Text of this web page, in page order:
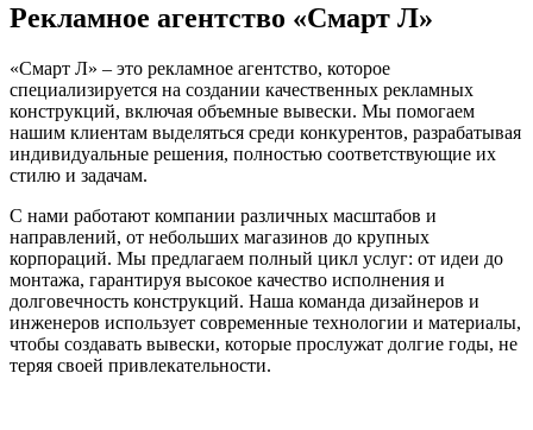
Рекламное агентство «Смарт Л»
«Смарт Л» – это рекламное агентство, которое
специализируется на создании качественных рекламных
конструкций, включая объемные вывески. Мы помогаем
нашим клиентам выделяться среди конкурентов, разрабатывая
индивидуальные решения, полностью соответствующие их
стилю и задачам.
С нами работают компании различных масштабов и
направлений, от небольших магазинов до крупных
корпораций. Мы предлагаем полный цикл услуг: от идеи до
монтажа, гарантируя высокое качество исполнения и
долговечность конструкций. Наша команда дизайнеров и
инженеров использует современные технологии и материалы,
чтобы создавать вывески, которые прослужат долгие годы, не
теряя своей привлекательности.